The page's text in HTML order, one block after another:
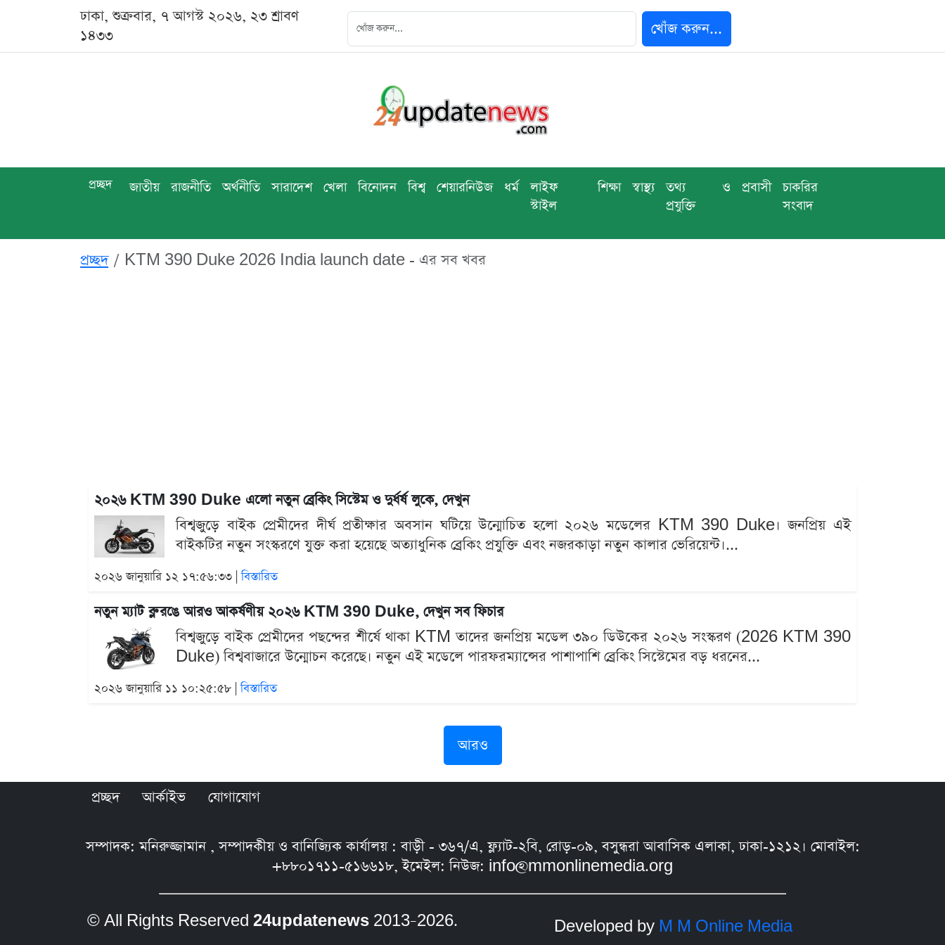
ঢাকা, শুক্রবার, ৭ আগস্ট ২০২৬, ২৩ শ্রাবণ
১৪৩৩
খোঁজ করুন...
প্রচ্ছদ জাতীয় রাজনীতি অর্থনীতি সারাদেশ খেলা বিনোদন বিশ্ব শেয়ারনিউজ ধর্ম
লাইফ
স্টাইল
শিক্ষা স্বাস্থ্য
তথ্য ও
প্রযুক্তি
প্রবাসী
চাকরির
সংবাদ
প্রচ্ছদ KTM 390 Duke 2026 India launch date - এর সব খবর
২০২৬ KTM 390 Duke এলো নতুন ব্রেকিং সিস্টেম ও দুর্ধর্ষ লুকে, দেখুন
বিশ্বজুড়ে বাইক প্রেমীদের দীর্ঘ প্রতীক্ষার অবসান ঘটিয়ে উন্মোচিত হলো ২০২৬ মডেলের KTM 390 Duke। জনপ্রিয় এই
বাইকটির নতুন সংস্করণে যুক্ত করা হয়েছে অত্যাধুনিক ব্রেকিং প্রযুক্তি এবং নজরকাড়া নতুন কালার ভেরিয়েন্ট।...
২০২৬ জানুয়ারি ১২ ১৭:৫৬:৩৩ |বিস্তারিত
নতুন ম্যাট ব্লু রঙে আরও আকর্ষণীয় ২০২৬ KTM 390 Duke, দেখুন সব ফিচার
বিশ্বজুড়ে বাইক প্রেমীদের পছন্দের শীর্ষে থাকা KTM তাদের জনপ্রিয় মডেল ৩৯০ ডিউকের ২০২৬ সংস্করণ (2026 KTM 390
Duke) বিশ্ববাজারে উন্মোচন করেছে। নতুন এই মডেলে পারফরম্যান্সের পাশাপাশি ব্রেকিং সিস্টেমের বড় ধরনের...
২০২৬ জানুয়ারি ১১ ১০:২৫:৫৮ |বিস্তারিত
আরও
প্রচ্ছদ আর্কাইভ যোগাযোগ
সম্পাদক: মনিরুজ্জামান , সম্পাদকীয় ও বানিজ্যিক কার্যালয় : বাড়ী - ৩৬৭/এ, ফ্ল্যাট-২বি, রোড়-০৯, বসুন্ধরা আবাসিক এলাকা, ঢাকা-১২১২। মোবাইল:
+৮৮০১৭১১-৫১৬৬১৮, ইমেইল: নিউজ: info@mmonlinemedia.org
© All Rights Reserved 24updatenews2013–2026. Developed by M M Online Media